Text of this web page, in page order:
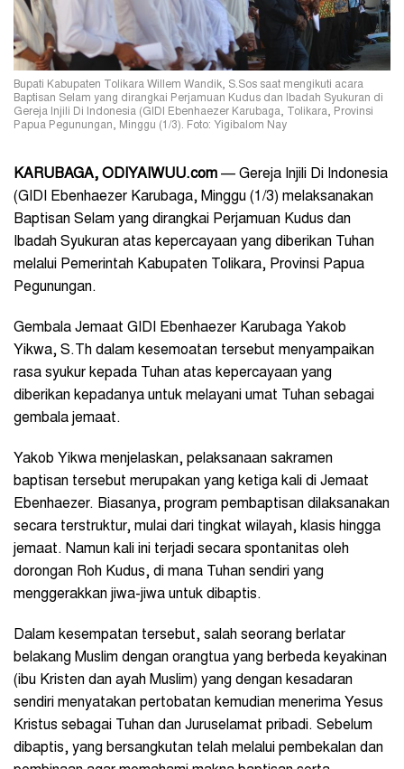
Bupati Kabupaten Tolikara Willem Wandik, S.Sos saat mengikuti acara
Baptisan Selam yang dirangkai Perjamuan Kudus dan Ibadah Syukuran di
Gereja Injili Di Indonesia (GIDI Ebenhaezer Karubaga, Tolikara, Provinsi
Papua Pegunungan, Minggu (1/3). Foto: Yigibalom Nay
KARUBAGA, ODIYAIWUU.com — Gereja Injili Di Indonesia
(GIDI Ebenhaezer Karubaga, Minggu (1/3) melaksanakan
Baptisan Selam yang dirangkai Perjamuan Kudus dan
Ibadah Syukuran atas kepercayaan yang diberikan Tuhan
melalui Pemerintah Kabupaten Tolikara, Provinsi Papua
Pegunungan.
Gembala Jemaat GIDI Ebenhaezer Karubaga Yakob
Yikwa, S.Th dalam kesemoatan tersebut menyampaikan
rasa syukur kepada Tuhan atas kepercayaan yang
diberikan kepadanya untuk melayani umat Tuhan sebagai
gembala jemaat.
Yakob Yikwa menjelaskan, pelaksanaan sakramen
baptisan tersebut merupakan yang ketiga kali di Jemaat
Ebenhaezer. Biasanya, program pembaptisan dilaksanakan
secara terstruktur, mulai dari tingkat wilayah, klasis hingga
jemaat. Namun kali ini terjadi secara spontanitas oleh
dorongan Roh Kudus, di mana Tuhan sendiri yang
menggerakkan jiwa-jiwa untuk dibaptis.
Dalam kesempatan tersebut, salah seorang berlatar
belakang Muslim dengan orangtua yang berbeda keyakinan
(ibu Kristen dan ayah Muslim) yang dengan kesadaran
sendiri menyatakan pertobatan kemudian menerima Yesus
Kristus sebagai Tuhan dan Juruselamat pribadi. Sebelum
dibaptis, yang bersangkutan telah melalui pembekalan dan